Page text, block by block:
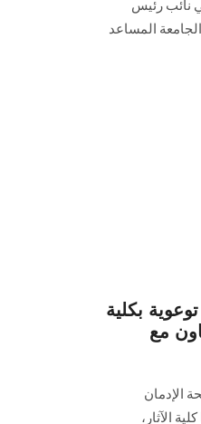
نائب رئيس
المساعد
بكلية
مع
الإدمان
الآثار،